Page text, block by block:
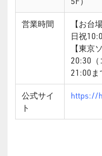
営業時間 【お台
日祝
【東京
20:30（
21:00ま
公式サイ
ト
https://